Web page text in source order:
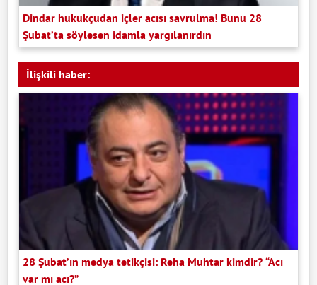
Dindar hukukçudan içler acısı savrulma! Bunu 28
Şubat’ta söylesen idamla yargılanırdın
İlişkili haber:
28 Şubat’ın medya tetikçisi: Reha Muhtar kimdir? “Acı
var mı acı?”